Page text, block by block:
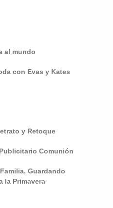
al mundo
con Evas y Kates
y Retoque
Comunión
Guardando
la Primavera